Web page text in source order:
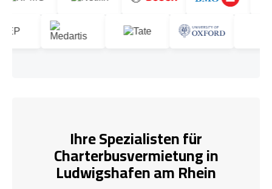
Ihre Spezialisten für
Charterbusvermietung in
Ludwigshafen am Rhein